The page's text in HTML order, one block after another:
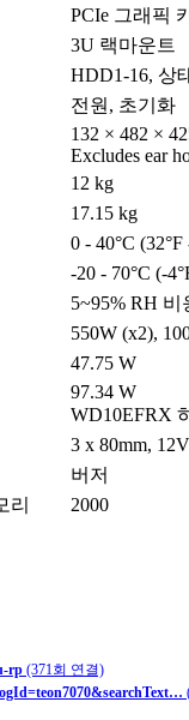
PCIe 그래픽
3U 랙마운트
HDD1-16, 상
전원, 초기화
132 × 482 ×
Excludes ear
12 kg
17.15 kg
0 - 40°C (32°F
-20 - 70°C (-
5~95% RH 비
550W (x2),
47.75 W
97.34 W
WD10EFRX
3 x 80mm,
버저
리
2000
rp (371회 연결)